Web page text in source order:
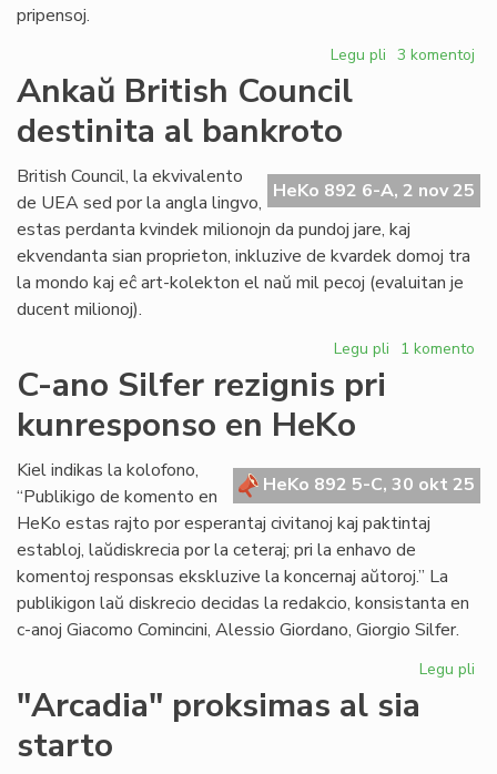
pripensoj.
Legu pli pri
presata
3 komentoj
Ankaŭ British Council
destinita al bankroto
HeKo 892 6-A, 2 nov 25
British Council, la ekvivalento
de UEA sed por la angla lingvo,
estas perdanta kvindek milionojn da pundoj jare, kaj
ekvendanta sian proprieton, inkluzive de kvardek domoj tra
la mondo kaj eĉ art-kolekton el naŭ mil pecoj (evaluitan je
ducent milionoj).
Legu pli pri
al
bankroto
1 komento
C-ano Silfer rezignis pri
kunresponso en HeKo
HeKo 892 5-C, 30 okt 25
Kiel indikas la kolofono,
“Publikigo de komento en
HeKo estas rajto por esperantaj civitanoj kaj paktintaj
establoj, laŭdiskrecia por la ceteraj; pri la enhavo de
komentoj responsas ekskluzive la koncernaj aŭtoroj.” La
publikigon laŭ diskrecio decidas la redakcio, konsistanta en
c-anoj Giacomo Comincini, Alessio Giordano, Giorgio Silfer.
Legu pli
"Arcadia" proksimas al sia
starto